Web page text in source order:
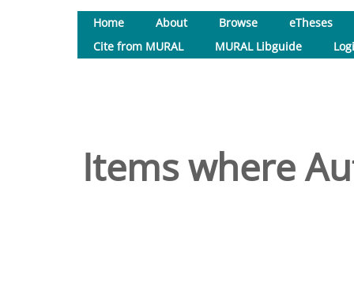
Home About Browse
eTheses
Cite from MURAL
MURAL Libguide
Items where